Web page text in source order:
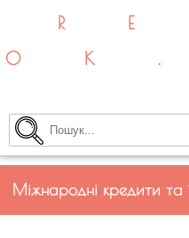
Міжнародні кредити та